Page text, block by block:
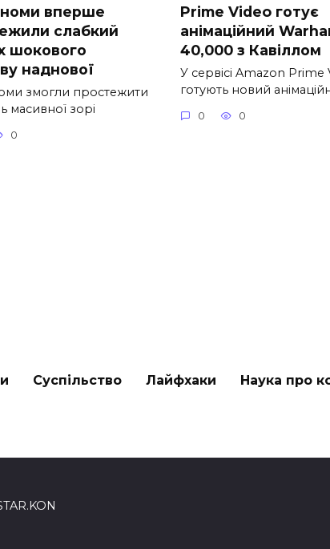
вперше
слабкий
шокового
наднової
змогли простежити
масивної зорі
0
Prime Video готує
анімаційний
40,000 з Кавіллом
У сервісі Amazon Prime
готують новий
0 0
Суспільство Лайфхаки Наука про